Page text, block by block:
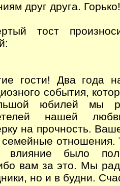
друг друга. Горько!
тост
гости! Два года
события,
юбилей мы
нашей
на прочность.
отношения.
влияние было
вам за это. Мы
но и в будни.